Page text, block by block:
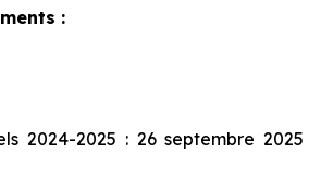
:
2024-2025 : 26 septembre 2025